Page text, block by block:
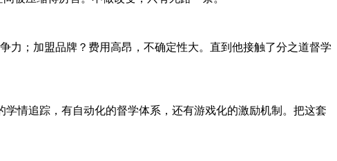
力；加盟品牌？费用高昂，不确定性大。直到他接触了分之道督学
情追踪，有自动化的督学体系，还有游戏化的激励机制。把这套